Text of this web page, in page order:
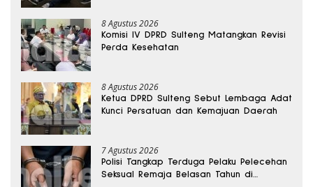
8 Agustus 2026
Komisi IV DPRD Sulteng Matangkan Revisi
Perda Kesehatan
8 Agustus 2026
Ketua DPRD Sulteng Sebut Lembaga Adat
Kunci Persatuan dan Kemajuan Daerah
7 Agustus 2026
Polisi Tangkap Terduga Pelaku Pelecehan
Seksual Remaja Belasan Tahun di